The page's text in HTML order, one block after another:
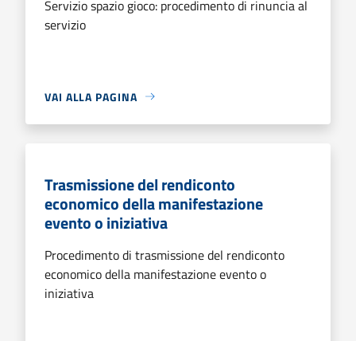
Servizio spazio gioco: procedimento di rinuncia al
servizio
VAI ALLA PAGINA
Trasmissione del rendiconto
economico della manifestazione
evento o iniziativa
Procedimento di trasmissione del rendiconto
economico della manifestazione evento o
iniziativa